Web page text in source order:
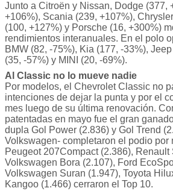
Junto a Citroën y Nissan, Dodge (377,
+106%), Scania (239, +107%),
(100, +127%) y Porsche (16, +300%)
rendimientos interanuales. En el polo
BMW (82, -75%), Kia (177, -33%),
(35, -57%) y MINI (20, -69%).
Al Classic no lo mueve nadie
Por modelos, el Chevrolet Classic no
intenciones de dejar la punta y por el
mes luego de su última renovación.
patentadas en mayo fue el gran
dupla Gol Power (2.836) y Gol Trend
Volkswagen- completaron el podio por
Peugeot 207Compact (2.386), Renault
Volkswagen Bora (2.107), Ford
Volkswagen Suran (1.947), Toyota
Kangoo (1.466) cerraron el Top 10.